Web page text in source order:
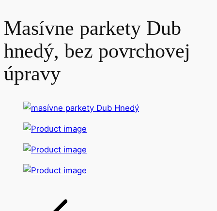
Masívne parkety Dub
hnedý, bez povrchovej
úpravy